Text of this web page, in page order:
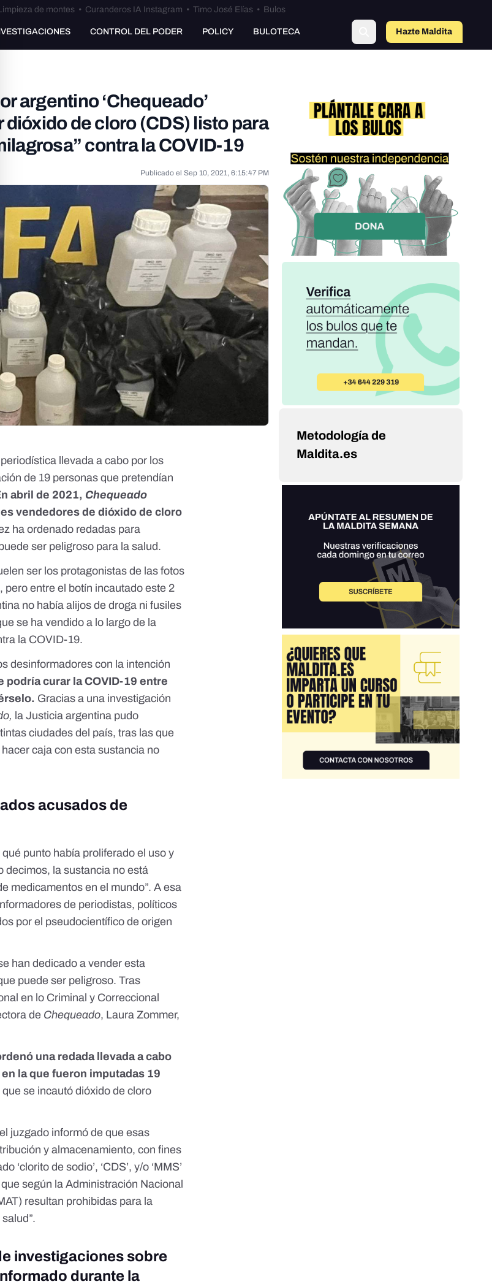
de montes• Curanderos IA Instagram • Timo José Elías• Bulos
CONTROL DEL PODER POLICY BULOTECA Hazte Maldito
a
argentino ‘Chequeado’
dióxido de cloro (CDS) listo para
contra la COVID-19
Publicado el Sep 10, 2021, 6:15:47 PM
llevada a cabo por los
de 19 personas que pretendían
abril de 2021, Chequeado
vendedores de dióxido de cloro
ha ordenado redadas para
ser peligroso para la salud.
ser los protagonistas de las fotos
entre el botín incautado este 2
no había alijos de droga ni fusiles
se ha vendido a lo largo de la
la COVID-19.
desinformadores con la intención
podría curar la COVID-19 entre
Gracias a una investigación
la Justicia argentina pudo
ciudades del país, tras las que
caja con esta sustancia no
acusados de
punto había proliferado el uso y
decimos, la sustancia no está
medicamentos en el mundo”. A esa
de periodistas, políticos
por el pseudocientífico de origen
han dedicado a vender esta
puede ser peligroso. Tras
en lo Criminal y Correccional
de Chequeado, Laura Zommer,
una redada llevada a cabo
la que fueron imputadas 19
se incautó dióxido de cloro
juzgado informó de que esas
y almacenamiento, con fines
de sodio’, ‘CDS’, y/o ‘MMS’
según la Administración Nacional
resultan prohibidas para la
investigaciones sobre
durante la
Metodología de
Maldita.es